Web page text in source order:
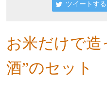
ツイートする
お米だけで造
酒”のセット